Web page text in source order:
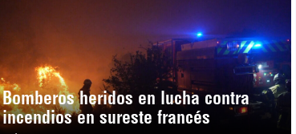
Bomberos heridos en lucha contra
incendios en sureste francés